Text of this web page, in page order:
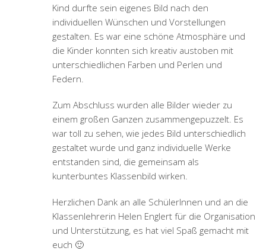
Kind durfte sein eigenes Bild nach den
individuellen Wünschen und Vorstellungen
gestalten. Es war eine schöne Atmosphäre und
die Kinder konnten sich kreativ austoben mit
unterschiedlichen Farben und Perlen und
Federn.
Zum Abschluss wurden alle Bilder wieder zu
einem großen Ganzen zusammengepuzzelt. Es
war toll zu sehen, wie jedes Bild unterschiedlich
gestaltet wurde und ganz individuelle Werke
entstanden sind, die gemeinsam als
kunterbuntes Klassenbild wirken.
Herzlichen Dank an alle SchülerInnen und an die
Klassenlehrerin Helen Englert für die Organisation
und Unterstützung, es hat viel Spaß gemacht mit
euch 🙂